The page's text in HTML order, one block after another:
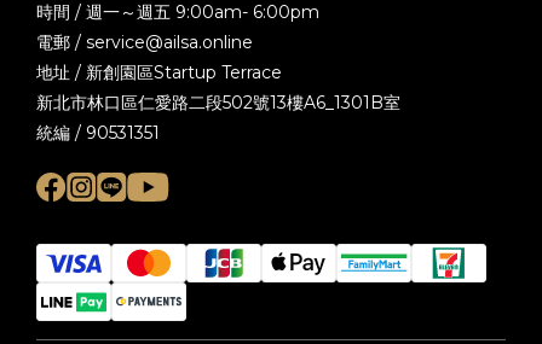
時間 / 週一～週五 9:00am- 6:00pm
電郵 / service@ailsa.online
地址 / 新創園區Startup Terrace
新北市林口區仁愛路二段502號13樓A6_1301B室
統編 / 90531351